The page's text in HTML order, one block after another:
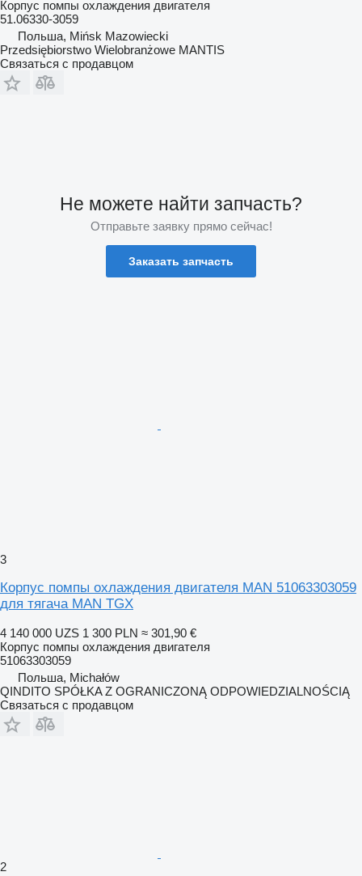
Корпус помпы охлаждения двигателя
51.06330-3059
Польша, Mińsk Mazowiecki
Przedsiębiorstwo Wielobranżowe MANTIS
Связаться с продавцом
Не можете найти запчасть?
Отправьте заявку прямо сейчас!
Заказать запчасть
3
Корпус помпы охлаждения двигателя MAN 51063303059
для тягача MAN TGX
4 140 000 UZS 1 300 PLN ≈ 301,90 €
Корпус помпы охлаждения двигателя
51063303059
Польша, Michałów
QINDITO SPÓŁKA Z OGRANICZONĄ ODPOWIEDZIALNOŚCIĄ
Связаться с продавцом
2